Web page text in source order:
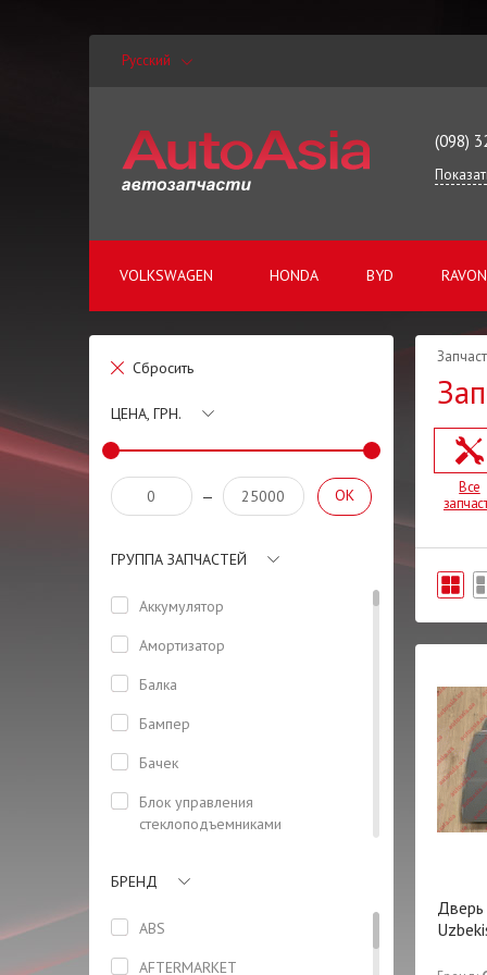
Русский
(098)
VOLKSWAGEN HONDA BYD RAVON
Сбросить
ЦЕНА, ГРН.
— OK
ГРУППА ЗАПЧАСТЕЙ
Аккумулятор
Амортизатор
Балка
Бампер
Бачек
Блок управления
стеклоподъемниками
Боковая панель кузова
Болт
Бризговик задний левый
БРЕНД
ABS
AFTERMARKET
Все
Дверь